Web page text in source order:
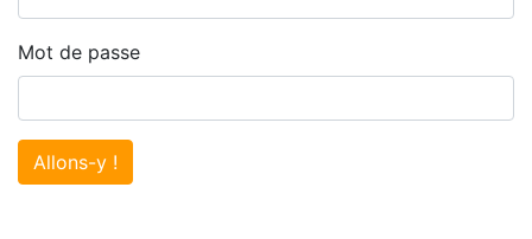
Mot de passe
Allons-y !